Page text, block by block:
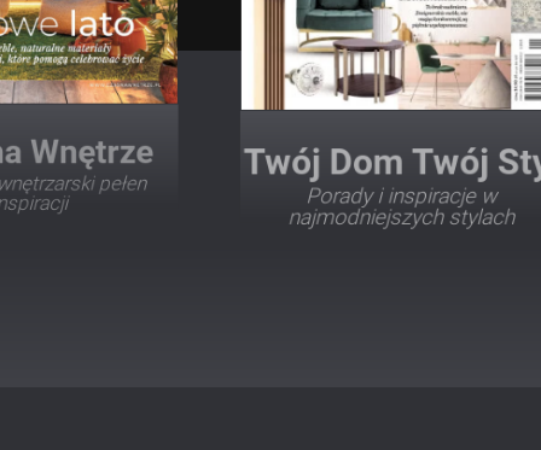
Twój Dom Twój Styl
Porady i inspiracje w
najmodniejszych stylach